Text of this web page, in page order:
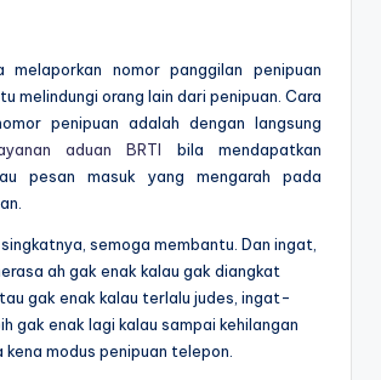
melaporkan nomor panggilan penipuan
melindungi orang lain dari penipuan. Cara
penipuan adalah dengan langsung
aduan BRTI bila mendapatkan
pesan masuk yang mengarah pada
semoga membantu. Dan ingat,
ah gak enak kalau gak diangkat
gak enak kalau terlalu judes, ingat-
gak enak lagi kalau sampai kehilangan
kena modus penipuan telepon.